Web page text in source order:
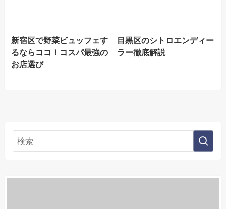
新宿区で野菜ビュッフェす
るならココ！コスパ最強の
お店選び
目黒区のシトロエンディー
ラー徹底解説